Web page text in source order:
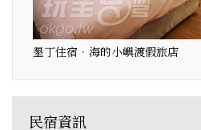
墾丁住宿．海的小嶼渡假旅店
民宿資訊